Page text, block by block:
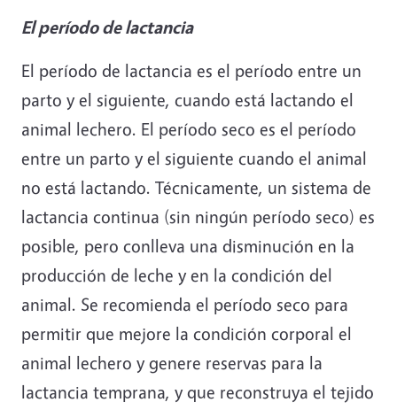
El período de lactancia
El período de lactancia es el período entre un
parto y el siguiente, cuando está lactando el
animal lechero. El período seco es el período
entre un parto y el siguiente cuando el animal
no está lactando. Técnicamente, un sistema de
lactancia continua (sin ningún período seco) es
posible, pero conlleva una disminución en la
producción de leche y en la condición del
animal. Se recomienda el período seco para
permitir que mejore la condición corporal el
animal lechero y genere reservas para la
lactancia temprana, y que reconstruya el tejido